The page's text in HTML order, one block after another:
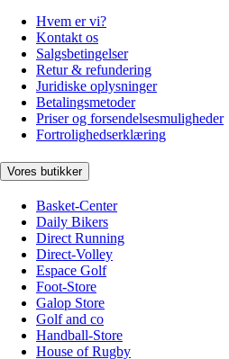
Hvem er vi?
Kontakt os
Salgsbetingelser
Retur & refundering
Juridiske oplysninger
Betalingsmetoder
Priser og forsendelsesmuligheder
Fortrolighedserklæring
Vores butikker
Basket-Center
Daily Bikers
Direct Running
Direct-Volley
Espace Golf
Foot-Store
Galop Store
Golf and co
Handball-Store
House of Rugby